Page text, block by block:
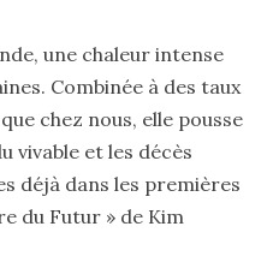
une chaleur intense
Combinée à des taux
chez nous, elle pousse
vivable et les décès
déjà dans les premières
du Futur » de Kim